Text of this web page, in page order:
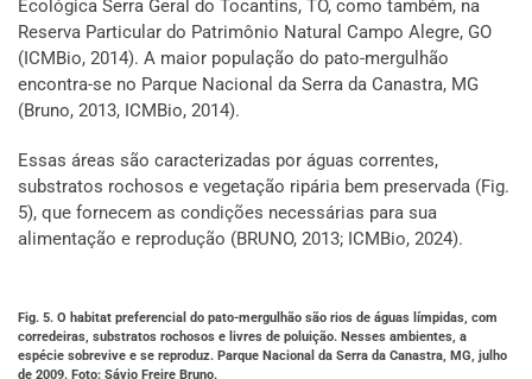
Ecológica Serra Geral do Tocantins, TO, como também, na
Reserva Particular do Patrimônio Natural Campo Alegre, GO
(ICMBio, 2014). A maior população do pato-mergulhão
encontra-se no Parque Nacional da Serra da Canastra, MG
(Bruno, 2013, ICMBio, 2014).
Essas áreas são caracterizadas por águas correntes,
substratos rochosos e vegetação ripária bem preservada (Fig.
5), que fornecem as condições necessárias para sua
alimentação e reprodução (BRUNO, 2013; ICMBio, 2024).
Fig. 5. O habitat preferencial do pato-mergulhão são rios de águas límpidas, com
corredeiras, substratos rochosos e livres de poluição. Nesses ambientes, a
espécie sobrevive e se reproduz. Parque Nacional da Serra da Canastra, MG, julho
de 2009. Foto: Sávio Freire Bruno.